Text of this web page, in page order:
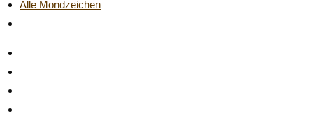
Alle Mondzeichen